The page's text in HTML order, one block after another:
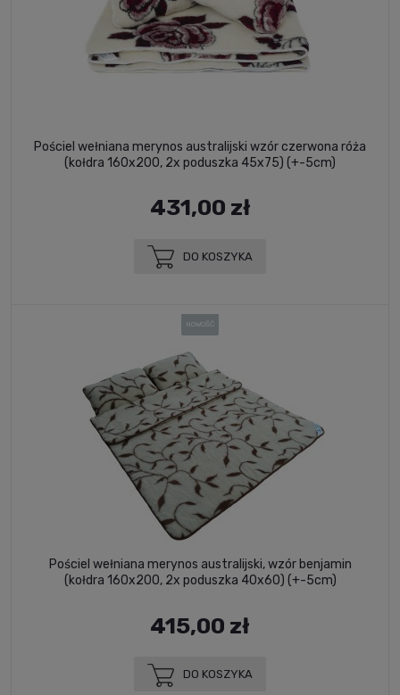
Pościel wełniana merynos australijski wzór czerwona róża
(kołdra 160x200, 2x poduszka 45x75) (+-5cm)
431,00 zł
DO KOSZYKA
Pościel wełniana merynos australijski, wzór benjamin
(kołdra 160x200, 2x poduszka 40x60) (+-5cm)
415,00 zł
DO KOSZYKA
NOWOŚĆ